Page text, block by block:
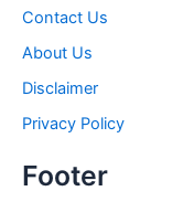
Contact Us
About Us
Disclaimer
Privacy Policy
Footer